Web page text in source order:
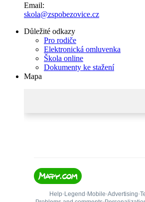
Email:
skola@zspobezovice.cz
Důležité odkazy
Pro rodiče
Elektronická omluvenka
Škola online
Dokumenty ke stažení
Mapa